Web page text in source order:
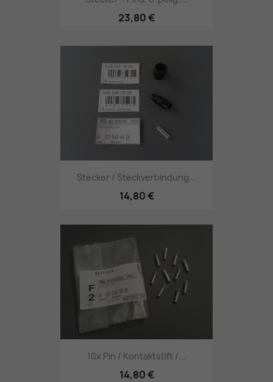
23,80 €
Stecker / Steckverbindung...
14,80 €
10x Pin / Kontaktstift /...
14,80 €